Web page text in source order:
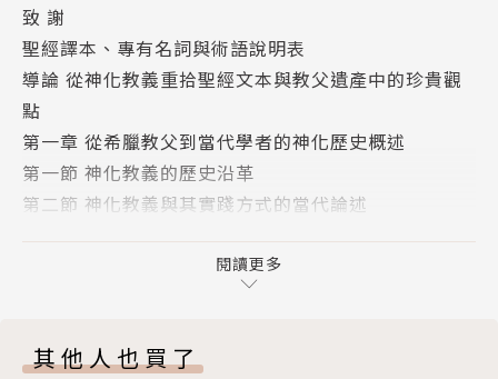
本書分為四大部分：
第一：神化教義的歷史沿革與當代論述
第二：神化教義的分析與歸納
第三：說明神化的實踐方式，並與傳統相較之異同
第四：分析與結論，並說明李常受，這位對近代神化論
述著力最深的神學家之一，在神化教義發展上的價值與
地位。
「神化教義」不僅是古代教父們的屬靈傳承，更是一種
神」。
致 謝
聖經譯本、專有名詞與術語說明表
導論 從神化教義重拾聖經文本與教父遺產中的珍貴觀
點
第一章 從希臘教父到當代學者的神化歷史概述
第一節 神化教義的歷史沿革
第二節 神化教義與其實踐方式的當代論述
第一節 當代神化教義與其實踐方式的核心架構
第三章 整合性的分析理論框架：神化的核心架構與重
閱讀更多
其他人也買了